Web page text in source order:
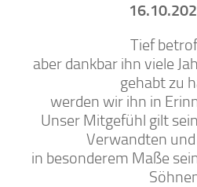
Tief
aber dankbar ihn viele
gehabt zu
werden wir ihn in
Unser Mitgefühl gilt
Verwandten
in besonderem Maße